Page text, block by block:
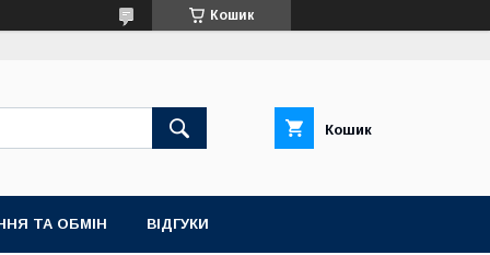
Кошик
Кошик
ТА ОБМІН ВІДГУКИ